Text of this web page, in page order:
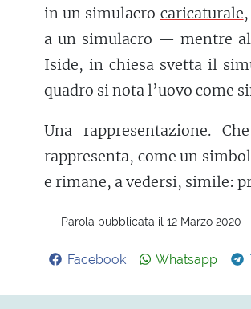
in un simulacro caricaturale
a un simulacro — mentre
Iside, in chiesa svetta il
quadro si nota l’uovo come
Una rappresentazione.
rappresenta, come un
e rimane, a vedersi, simile:
Parola pubblicata il 12 Marzo 2020
Facebook Whatsapp